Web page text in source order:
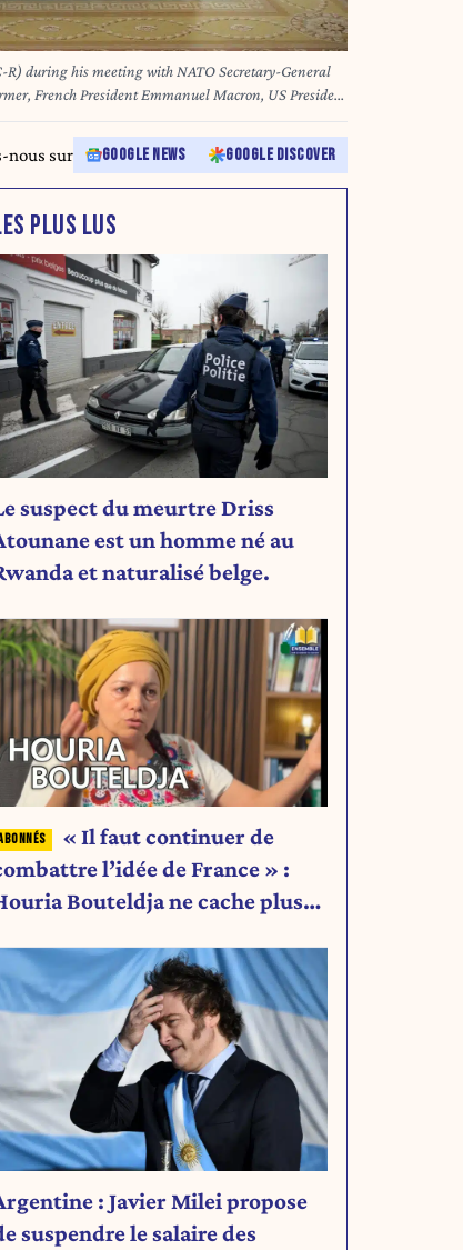
during his meeting with NATO Secretary-General
French President Emmanuel Macron, US President
Stubb, Italian Prime Minister Giorgia Meloni, German
President Ursula von der Leyen in the East
on August 18, 2025. European leaders join Ukrainian
President Donald Trump on August 18, as they try to
heading to Washington on Monday to appear
of the willing." Handout / UKRAINIAN
nous sur GOOGLE NEWS GOOGLE DISCOVER
PLUS LUS
suspect du meurtre Driss
est un homme né au
et naturalisé belge.
« Il faut continuer de
l’idée de France » :
Bouteldja ne cache plus
: Javier Milei propose
suspendre le salaire des